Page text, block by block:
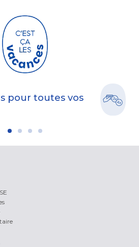
pour toutes vos